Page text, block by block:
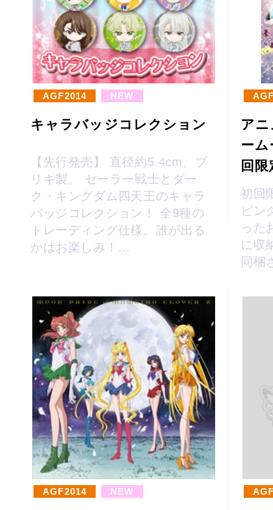
AGF2014 NEW
キャラバッジコレクション
【先行発売】 直径約5.4cm、ブ
リキ製。 セーラー戦士とダー
ク・キングダム四天王のキャラ
バッジコレクション！ 全9種の
トレーディング仕様。誰が出る
かはお楽しみ！...
ア
ー
回
初回
ピン
った
に収
同梱
入特
AGF2014 NEW